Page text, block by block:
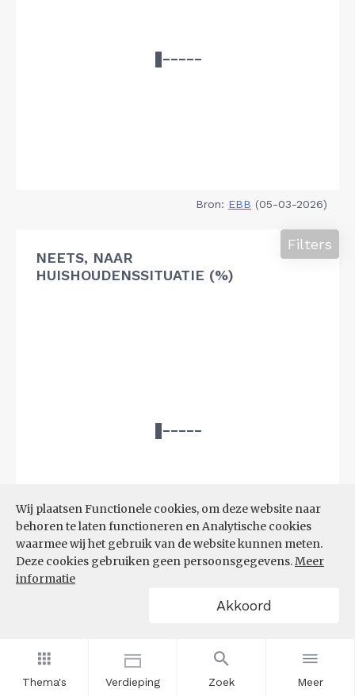
Thema's Verdieping Zoek Meer
Wij plaatsen Functionele cookies, om deze website naar
behoren te laten functioneren en Analytische cookies
waarmee wij het gebruik van de website kunnen meten.
Deze cookies gebruiken geen persoonsgegevens.Meer
informatie
Akkoord
Bron: EBB (05-03-2026)
NEETS, NAAR
HUISHOUDENSSITUATIE (%)
Filters